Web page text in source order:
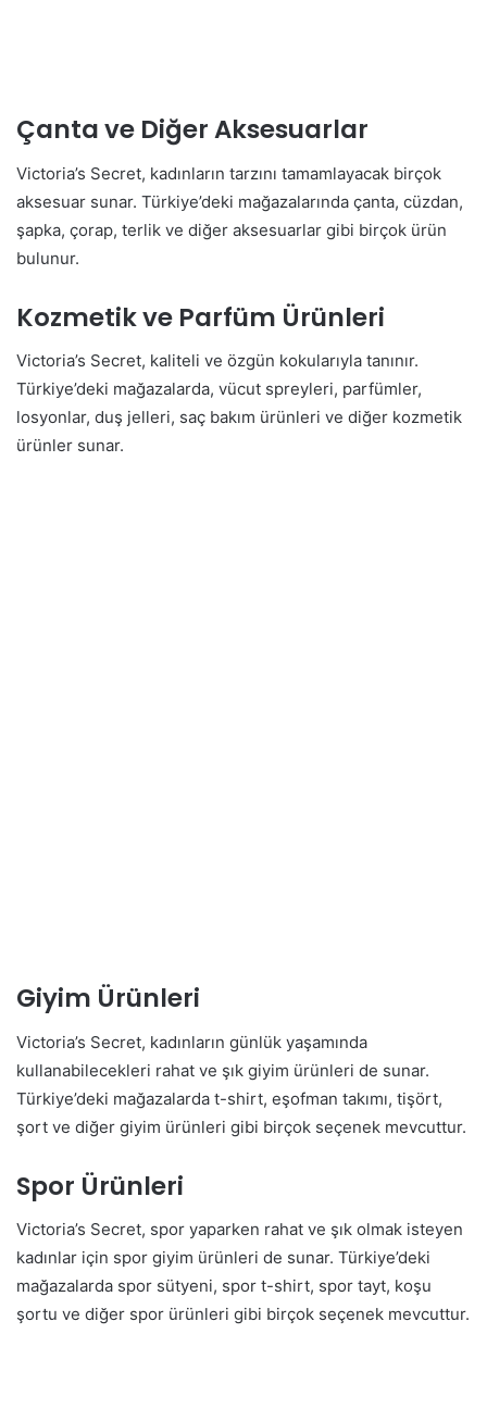
Çanta ve Diğer Aksesuarlar
Victoria’s Secret, kadınların tarzını tamamlayacak birçok
aksesuar sunar. Türkiye’deki mağazalarında çanta, cüzdan,
şapka, çorap, terlik ve diğer aksesuarlar gibi birçok ürün
bulunur.
Kozmetik ve Parfüm Ürünleri
Victoria’s Secret, kaliteli ve özgün kokularıyla tanınır.
Türkiye’deki mağazalarda, vücut spreyleri, parfümler,
losyonlar, duş jelleri, saç bakım ürünleri ve diğer kozmetik
ürünler sunar.
Giyim Ürünleri
Victoria’s Secret, kadınların günlük yaşamında
kullanabilecekleri rahat ve şık giyim ürünleri de sunar.
Türkiye’deki mağazalarda t-shirt, eşofman takımı, tişört,
şort ve diğer giyim ürünleri gibi birçok seçenek mevcuttur.
Spor Ürünleri
Victoria’s Secret, spor yaparken rahat ve şık olmak isteyen
kadınlar için spor giyim ürünleri de sunar. Türkiye’deki
mağazalarda spor sütyeni, spor t-shirt, spor tayt, koşu
şortu ve diğer spor ürünleri gibi birçok seçenek mevcuttur.